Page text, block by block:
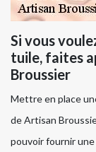
Si vous
tuile, faites
Broussier
Mettre en place
de Artisan
pouvoir fournir